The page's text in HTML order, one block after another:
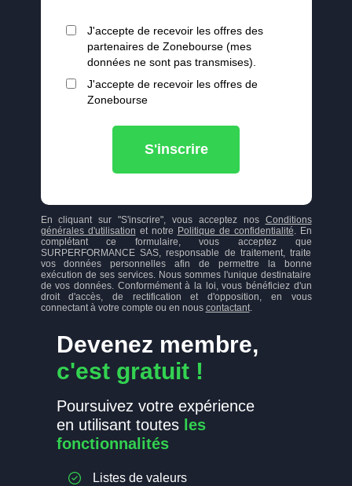
Devenez membre,
c'est gratuit !
Poursuivez votre expérience
en utilisant toutes les
fonctionnalités
Listes de valeurs
J'accepte de recevoir les offres des
partenaires de Zonebourse (mes
données ne sont pas transmises).
J'accepte de recevoir les offres de
Zonebourse
S'inscrire
En cliquant sur "S'inscrire", vous acceptez nos Conditions
générales d'utilisation et notre Politique de confidentialité. En
complétant ce formulaire, vous acceptez que
SURPERFORMANCE SAS, responsable de traitement, traite
vos données personnelles afin de permettre la bonne
exécution de ses services. Nous sommes l'unique destinataire
de vos données. Conformément à la loi, vous bénéficiez d'un
droit d'accès, de rectification et d'opposition, en vous
connectant à votre compte ou en nous contactant.